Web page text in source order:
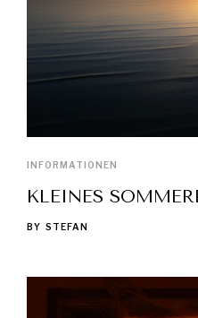
INFORMATIONEN
KLEINES
BY STEFAN